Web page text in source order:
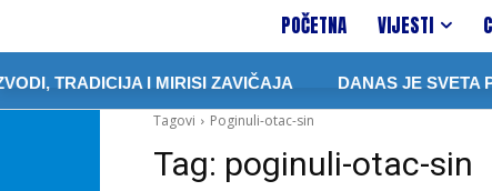
POČETNA VIJESTI
TRADICIJA I MIRISI ZAVIČAJA DANAS JE SVETA
Tagovi
Poginuli-otac-sin
Tag: poginuli-otac-sin